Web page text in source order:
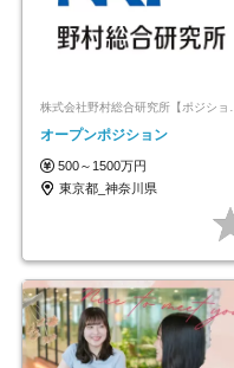
オープンポジション
500～1500万円
東京都_神奈川県